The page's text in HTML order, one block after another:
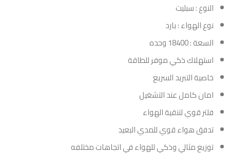
النوع : سبليت
نوع الهواء : بارد
السعة : 18400 وحده
استهلاك ذكي موفر للطاقة
خاصية التبريد السريع
امان كامل عند التشغيل
فلتر قوي لتنقية الهواء
تدفق هواء قوي للمدي البعيد
توزيع مثالي وذكي للهواء في اتجاهات مختلفه